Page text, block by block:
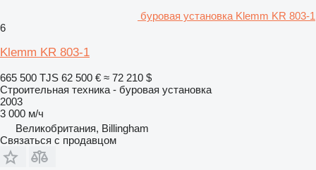
буровая установка Klemm KR 803-1
6
Klemm KR 803-1
665 500 TJS 62 500 € ≈ 72 210 $
Строительная техника - буровая установка
2003
3 000 м/ч
Великобритания, Billingham
Связаться с продавцом